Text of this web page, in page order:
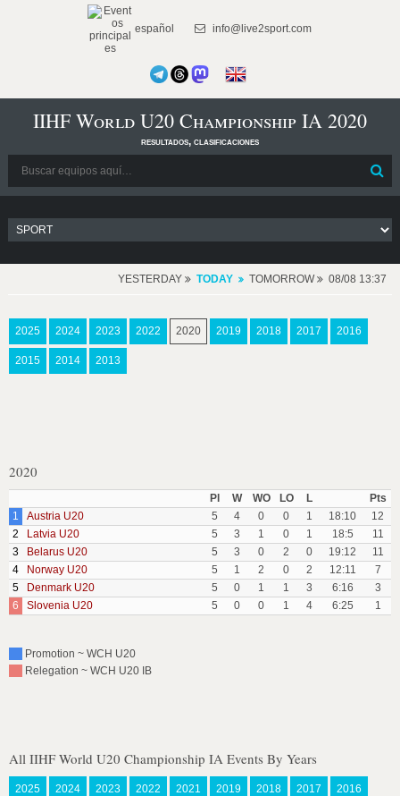
español info@live2sport.com
IIHF World U20 Championship IA 2020
resultados, clasificaciones
YESTERDAY TODAY TOMORROW 08/08 13:37
2025 2024 2023 2022 2020 2019 2018 2017 2016
2015 2014 2013
2020
Pl W WO LO L
Pts
1
Austria U20 5 4 0 0 1 18:10
12
2
Latvia U20 5 3 1 0 1 18:5
11
3
Belarus U20 5 3 0 2 0 19:12
11
4
Norway U20 5 1 2 0 2 12:11
7
5
Denmark U20 5 0 1 1 3 6:16
3
6
Slovenia U20 5 0 0 1 4 6:25 1
Promotion ~ WCH U20
Relegation ~ WCH U20 IB
All IIHF World U20 Championship IA Events By Years
2025 2024 2023 2022 2021 2019 2018 2017 2016